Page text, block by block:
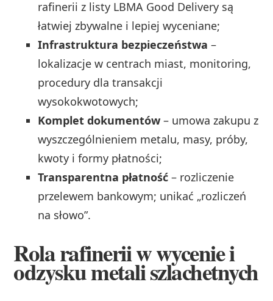
rafinerii z listy LBMA Good Delivery są
łatwiej zbywalne i lepiej wyceniane;
Infrastruktura bezpieczeństwa –
lokalizacje w centrach miast, monitoring,
procedury dla transakcji
wysokokwotowych;
Komplet dokumentów – umowa zakupu z
wyszczególnieniem metalu, masy, próby,
kwoty i formy płatności;
Transparentna płatność – rozliczenie
przelewem bankowym; unikać „rozliczeń
na słowo”.
Rola rafinerii w wycenie i
odzysku metali szlachetnych